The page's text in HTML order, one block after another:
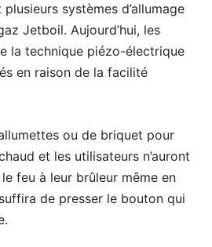
systèmes d’allumage
Jetboil. Aujourd’hui, les
la technique piézo-électrique
en raison de la facilité
ou de briquet pour
et les utilisateurs n’auront
feu à leur brûleur même en
de presser le bouton qui